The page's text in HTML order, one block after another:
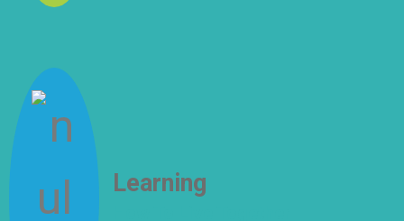
Learning